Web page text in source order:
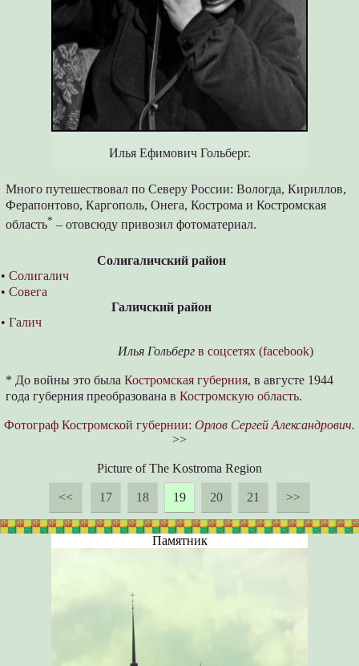
Илья Ефимович Гольберг.
Много путешествовал по Северу России: Вологда, Кириллов,
Ферапонтово, Каргополь, Онега, Кострома и Костромская
область* – отовсюду привозил фотоматериал.
Солигаличский район
• Солигалич
• Совега
Галичский район
• Галич
Илья Гольберг в соцсетях (facebook)
* До войны это былаКостромская губерния, в августе 1944
года губерния преобразована вКостромскую область.
Фотограф Костромской губернии: Орлов Сергей Александрович.
>>
Picture of The Kostroma Region
<< 17 18 19 20 21 >>
Памятник